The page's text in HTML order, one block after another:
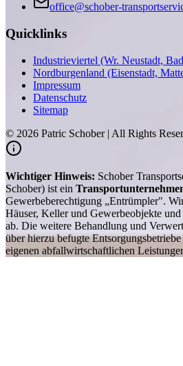
office@schober-
Quicklinks
Industrieviertel (Wr. Neustadt,
Nordburgenland (Eisenstadt,
Impressum
Datenschutz
Sitemap
© 2026 Patric Schober | All Rights
Wichtiger Hinweis: Schober
Schober) ist ein
Gewerbeberechtigung „Entrümpler".
Häuser, Keller und Gewerbeobjekte
ab. Die weitere Behandlung und
über hierzu befugte
eigenen abfallwirtschaftlichen